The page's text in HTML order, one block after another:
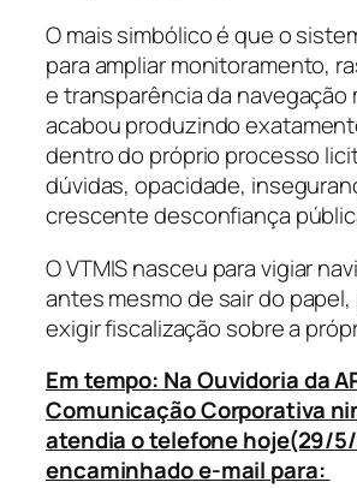
O mais simbólico é que o
para ampliar monitoramento,
e transparência da navegação
acabou produzindo
dentro do próprio processo
dúvidas, opacidade,
crescente desconfiança
O VTMIS nasceu para vigiar
antes mesmo de sair do
exigir fiscalização sobre a
Em tempo: Na Ouvidoria da
Comunicação Corporativa
atendia o telefone hoje(29/
encaminhado e-mail para: